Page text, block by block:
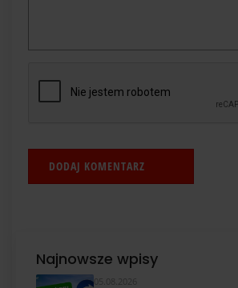
Najnowsze wpisy
05.08.2026